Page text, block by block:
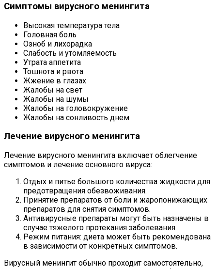
Симптомы вирусного менингита
Высокая температура тела
Головная боль
Озноб и лихорадка
Слабость и утомляемость
Утрата аппетита
Тошнота и рвота
Жжение в глазах
Жалобы на свет
Жалобы на шумы
Жалобы на головокружение
Жалобы на сонливость днем
Лечение вирусного менингита
Лечение вирусного менингита включает облегчение
симптомов и лечение основного вируса:
Отдых и питье большого количества жидкости для
предотвращения обезвоживания.
Принятие препаратов от боли и жаропонижающих
препаратов для снятия симптомов.
Антивирусные препараты могут быть назначены в
случае тяжелого протекания заболевания.
Режим питания: диета может быть рекомендована
в зависимости от конкретных симптомов.
Вирусный менингит обычно проходит самостоятельно,